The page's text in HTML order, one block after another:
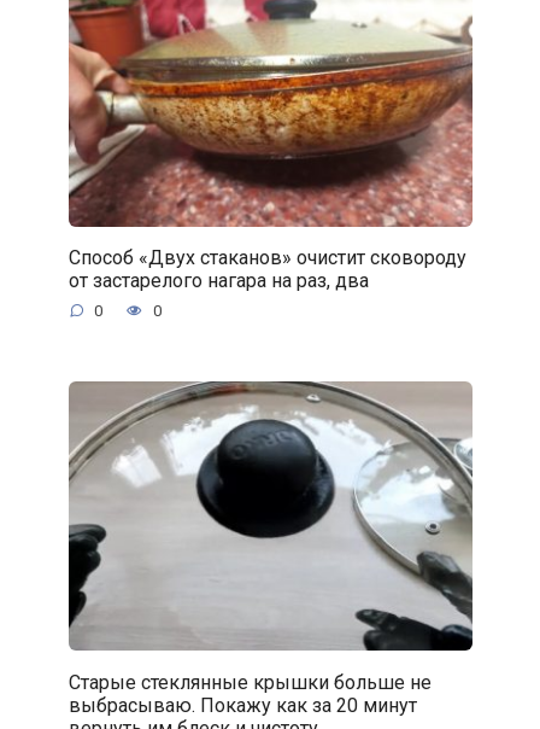
Способ «Двух стаканов» очистит сковороду
от застарелого нагара на раз, два
0 0
Старые стеклянные крышки больше не
выбрасываю. Покажу как за 20 минут